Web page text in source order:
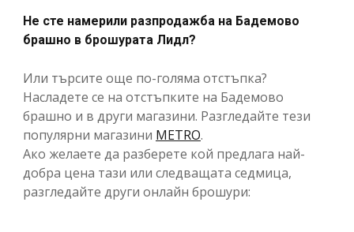
Не сте намерили разпродажба на Бадемово
брашно в брошурата Лидл?
Или търсите още по-голяма отстъпка?
Насладете се на отстъпките на Бадемово
брашно и в други магазини. Разгледайте тези
популярни магазини METRO.
Ако желаете да разберете кой предлага най-
добра цена тази или следващата седмица,
разгледайте други онлайн брошури: